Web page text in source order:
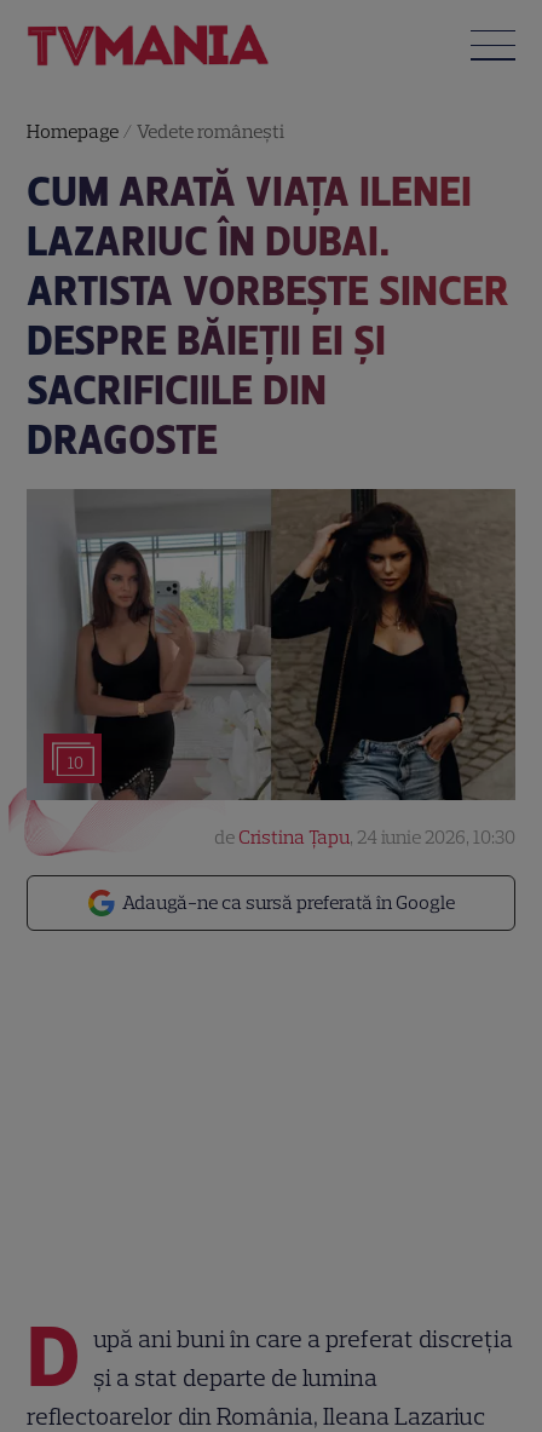
Homepage /Vedete româneşti
CUM ARATĂ VIAȚA ILENEI
LAZARIUC ÎN DUBAI.
ARTISTA VORBEȘTE SINCER
DESPRE BĂIEȚII EI ȘI
SACRIFICIILE DIN
DRAGOSTE
10
Adaugă-ne ca sursă preferată în Google
de Cristina Țapu, 24 iunie 2026, 10:30
D upă ani buni în care a preferat discreția
și a stat departe de lumina
reflectoarelor din România, Ileana Lazariuc